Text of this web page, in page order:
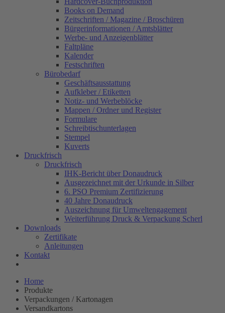
Books on Demand
Zeitschriften / Magazine / Broschüren
Bürgerinformationen / Amtsblätter
Werbe- und Anzeigenblätter
Faltpläne
Kalender
Festschriften
Bürobedarf
Geschäftsausstattung
Aufkleber / Etiketten
Notiz- und Werbeblöcke
Mappen / Ordner und Register
Formulare
Schreibtischunterlagen
Stempel
Kuverts
Druckfrisch
Druckfrisch
IHK-Bericht über Donaudruck
Ausgezeichnet mit der Urkunde in Silber
6. PSO Premium Zertifizierung
40 Jahre Donaudruck
Auszeichnung für Umweltengagement
Weiterführung Druck & Verpackung Scherl
Downloads
Zertifikate
Anleitungen
Kontakt
Home
Produkte
Verpackungen / Kartonagen
Versandkartons